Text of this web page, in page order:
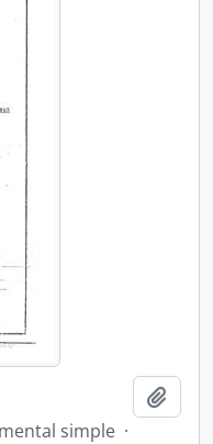
simple ·